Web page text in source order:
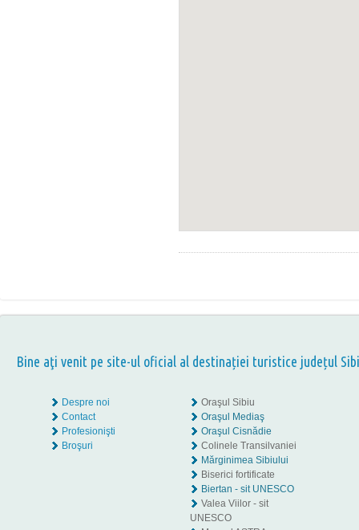
Bine aţi venit pe site-ul oficial al destinației turistice județul
Despre noi
Contact
Profesionişti
Broşuri
Oraşul Sibiu
Oraşul Mediaş
Oraşul Cisnădie
Colinele Transilvaniei
Mărginimea Sibiului
Biserici fortificate
Biertan - sit UNESCO
Valea Viilor - sit
UNESCO